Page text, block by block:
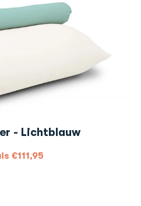
- Lichtblauw
€111,95